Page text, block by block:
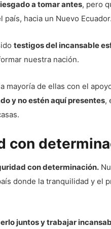
a tomar antes, pero
país, hacia un Nuevo
testigos del incansable
nuestra nación.
mayoría de ellas con el
y no estén aquí presentes,
con
con determinación.
donde la tranquilidad y el
juntos y trabajar